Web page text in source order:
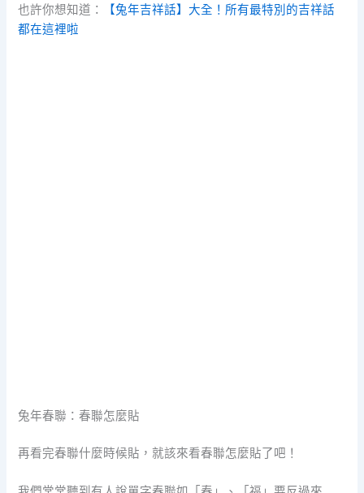
也許你想知道：
【兔年吉祥話】大全！所有最特別的吉祥話
都在這裡啦
兔年春聯：春聯怎麼貼
再看完春聯什麼時候貼，就該來看春聯怎麼貼了吧！